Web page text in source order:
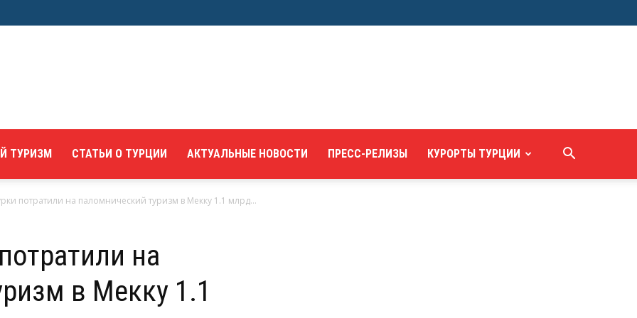
ТУРИЗМ СТАТЬИ О ТУРЦИИ АКТУАЛЬНЫЕ НОВОСТИ ПРЕСС-РЕЛИЗЫ КУРОРТЫ ТУРЦИИ
потратили на паломнический туризм в Мекку 1.1 млрд...
на
в Мекку 1.1